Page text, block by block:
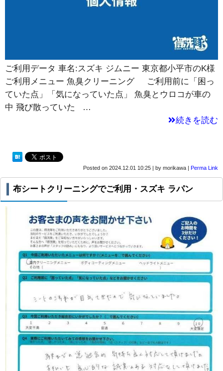
ご利用データ 車名:スズキ ジムニー 東京都小平市のK様
ご利用メニュー 魚臭クリーニング ご利用前に「困っ
ていた点」「気になっていた点」 魚臭とウロコが車の
中 飛び散っていた …
続きを読む
Posted on 2024.12.01 10:25 | by morikawa | Perma Link
布シートクリーニングでご利用・スズキ ラパン